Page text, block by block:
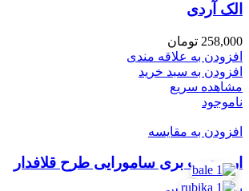
الک آردی
258,000 تومان
افزودن به علاقه مندی
افزودن به سبد خرید
مشاهده سریع
ناموجود
افزودن به مقایسه
اره چوب بری سامورایی طرح قلافدار